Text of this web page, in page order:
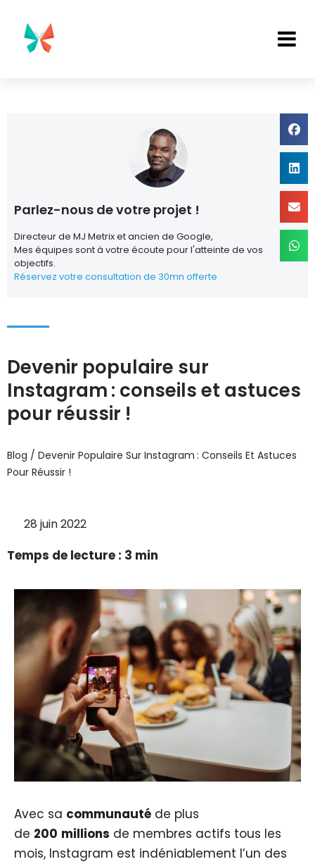
Parlez-nous de votre projet !
Directeur de MJ Metrix et ancien de Google,
Mes équipes sont à votre écoute pour l'atteinte de vos
objectifs.
Réservez votre consultation de 30mn offerte
Devenir populaire sur
Instagram : conseils et astuces
pour réussir !
Blog / Devenir Populaire Sur Instagram : Conseils Et Astuces
Pour Réussir !
28 juin 2022
Temps de lecture : 3 min
Avec sa communauté de plus
de 200 millions de membres actifs tous les
mois, Instagram est indéniablement l’un des